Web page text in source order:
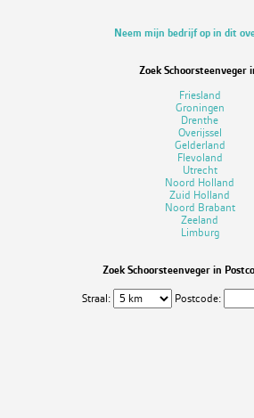
Neem mijn bedrijf op in dit
Zoek Schoorsteenveger
Friesland
Groningen
Drenthe
Overijssel
Gelderland
Flevoland
Utrecht
Noord Holland
Zuid Holland
Noord Brabant
Zeeland
Limburg
Zoek Schoorsteenveger in
Straal: Postcode: